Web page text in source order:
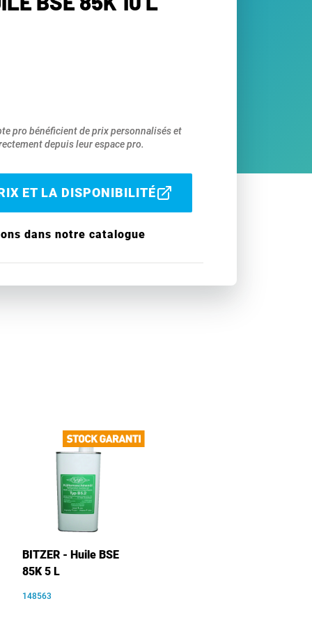
pro bénéficient de prix personnalisés et
depuis leur espace pro.
ET LA DISPONIBILITÉ
dans notre catalogue
BITZER - Huile BSE
85K 5 L
148563